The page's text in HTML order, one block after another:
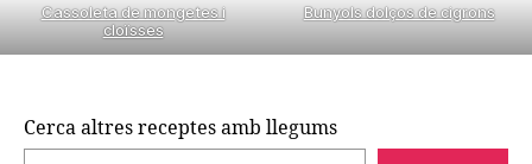
Cassoleta de mongetes i
cloïsses
Bunyols dolços de cigrons
Cerca altres receptes amb llegums